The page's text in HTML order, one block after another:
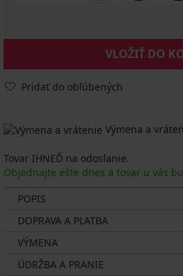
VLOŽIŤ DO
Pridať do obľúbených
Výmena a
Tovar IHNEĎ na odoslanie.
Objednajte ešte dnes a tovar u vás
POPIS
DOPRAVA A PLATBA
VÝMENA
ÚDRŽBA A PRANIE